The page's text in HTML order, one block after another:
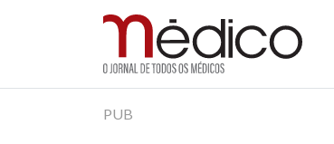
Jornal Médico
Médico – O Jornal de Todos os
PUB